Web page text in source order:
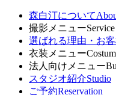
森白汀について
撮影メニューService
選ばれる理由・お
衣装メニュー
法人向けメニュー
スタジオ紹介Studio
ご予約Reservation